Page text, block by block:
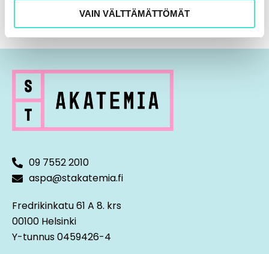
VAIN VÄLTTÄMÄTTÖMÄT
09 7552 2010
aspa@stakatemia.fi
Fredrikinkatu 61 A 8. krs
00100 Helsinki
Y-tunnus 0459426-4